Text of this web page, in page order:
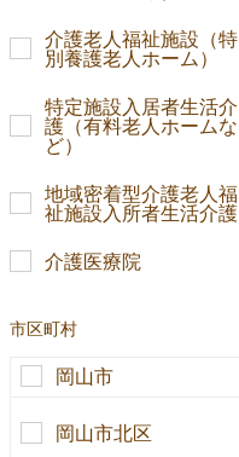
介護老人福祉施設（特
別養護老人ホーム）
特定施設入居者生活介
護（有料老人ホームな
ど）
地域密着型介護老人福
祉施設入所者生活介護
介護医療院
市区町村
岡山市
岡山市北区